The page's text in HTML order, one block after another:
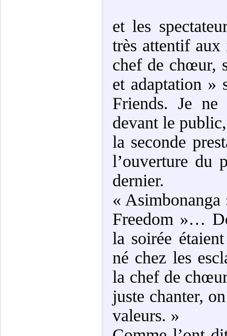
et les
très attentif aux
chef de chœur,
et adaptation »
Friends. Je
devant le
la seconde
l’ouverture du
dernier.
«
Freedom »…
la soirée
né chez les
la chef de
juste chanter,
valeurs. »